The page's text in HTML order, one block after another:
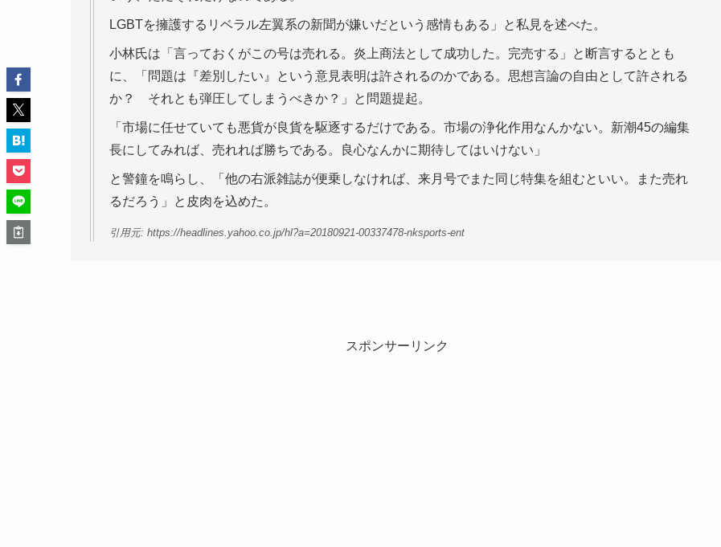
LGBTを擁護するリベラル左翼系の新聞が嫌いだという感情もある」と私見を述べた。
小林氏は「言っておくがこの号は売れる。炎上商法として成功した。完売する」と断言するととも
に、「問題は『差別したい』という意見表明は許されるのかである。思想言論の自由として許される
か？ それとも弾圧してしまうべきか？」と問題提起。
「市場に任せていても悪貨が良貨を駆逐するだけである。市場の浄化作用なんかない。新潮45の編集
長にしてみれば、売れれば勝ちである。良心なんかに期待してはいけない」
と警鐘を鳴らし、「他の右派雑誌が便乗しなければ、来月号でまた同じ特集を組むといい。また売れ
るだろう」と皮肉を込めた。
引用元: https://headlines.yahoo.co.jp/hl?a=20180921-00337478-nksports-ent
スポンサーリンク